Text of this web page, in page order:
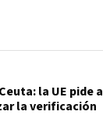
la UE pide a
la verificación